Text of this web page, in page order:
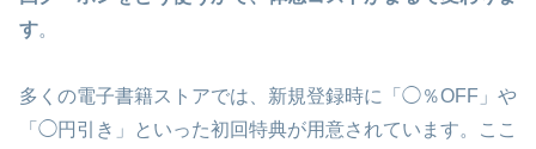
す。
多くの電子書籍ストアでは、新規登録時に「◯％OFF」や
「◯円引き」といった初回特典が用意されています。ここ